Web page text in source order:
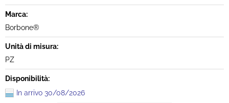
Marca:
Borbone®
Unità di misura:
PZ
Disponibilità:
In arrivo 30/08/2026